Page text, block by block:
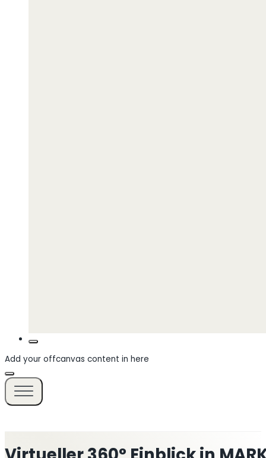
Add your offcanvas content in here